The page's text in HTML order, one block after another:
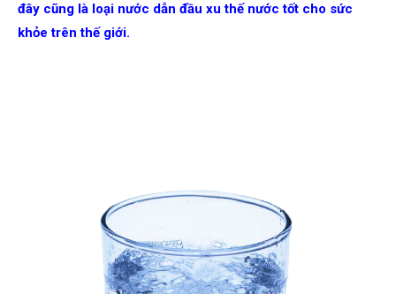
đây cũng là loại nước dẫn đầu xu thế nước tốt cho sức
khỏe trên thế giới.